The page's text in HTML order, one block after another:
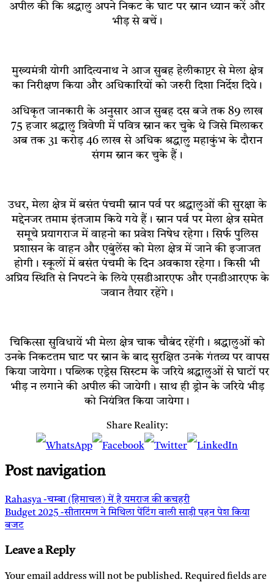
अपील की कि श्रद्धालु अपने निकट के घाट पर स्नान ध्यान करें और
भीड़ से बचें।
मुख्यमंत्री योगी आदित्यनाथ ने आज सुबह हेलीकाप्टर से मेला क्षेत्र
का निरीक्षण किया और अधिकारियों को जरुरी दिशा निर्देश दिये।
अधिकृत जानकारी के अनुसार आज सुबह दस बजे तक 89 लाख
75 हजार श्रद्धालु त्रिवेणी में पवित्र स्नान कर चुके थे जिसे मिलाकर
अब तक 31 करोड़ 46 लाख से अधिक श्रद्धालु महाकुंभ के दौरान
संगम स्नान कर चुके हैं।
उधर, मेला क्षेत्र में बसंत पंचमी स्नान पर्व पर श्रद्धालुओं की सुरक्षा के
मद्देनजर तमाम इंतजाम किये गये हैं। स्नान पर्व पर मेला क्षेत्र समेत
समूचे प्रयागराज में वाहनो का प्रवेश निषेध रहेगा। सिर्फ पुलिस
प्रशासन के वाहन और एबुंलेंस को मेला क्षेत्र में जाने की इजाजत
होगी। स्कूलों में बसंत पंचमी के दिन अवकाश रहेगा। किसी भी
अप्रिय स्थिति से निपटने के लिये एसडीआरएफ और एनडीआरएफ के
जवान तैयार रहेंगे।
चिकित्सा सुविधायें भी मेला क्षेत्र चाक चौबंद रहेंगी। श्रद्धालुओं को
उनके निकटतम घाट पर स्नान के बाद सुरक्षित उनके गंतव्य पर वापस
किया जायेगा। पब्लिक एड्रेस सिस्टम के जरिये श्रद्धालुओं से घाटों पर
भीड़ न लगाने की अपील की जायेगी। साथ ही ड्रोन के जरिये भीड़
को नियंत्रित किया जायेगा।
Share Reality:
Post navigation
Rahasya -चम्बा (हिमाचल) में है यमराज की कचहरी
Budget 2025 -सीतारमण ने मिथिला पेंटिंग वाली साड़ी पहन पेश किया
बजट
Leave a Reply
Your email address will not be published. Required fields are